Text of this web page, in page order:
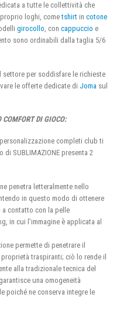
a tutte le collettività che
loghi, cometshirt in cotone
girocollo, con cappuccio e
sono ordinabili dalla taglia 5/6
settore per soddisfare le richieste
le offerte dedicate di Joma sul
DI GIOCO:
completi club ti
SUBLIMAZIONE presenta 2
penetra letteralmente nello
in questo modo di ottenere
contatto con la pelle
in cui l’immagine è applicata al
permette di penetrare il
traspiranti; ciò lo rende il
alla tradizionale tecnica del
una omogeneità
poiché ne conserva integre le